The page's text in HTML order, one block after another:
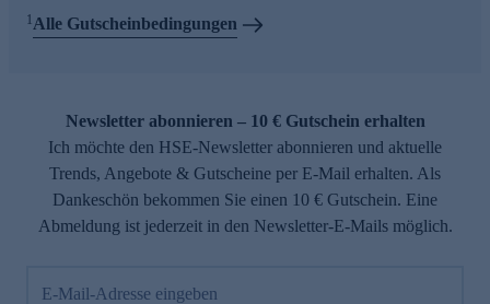
1Alle Gutscheinbedingungen
Newsletter abonnieren – 10 € Gutschein erhalten
Ich möchte den HSE-Newsletter abonnieren und aktuelle
Trends, Angebote & Gutscheine per E-Mail erhalten. Als
Dankeschön bekommen Sie einen 10 € Gutschein. Eine
Abmeldung ist jederzeit in den Newsletter-E-Mails möglich.
E-Mail-Adresse eingeben